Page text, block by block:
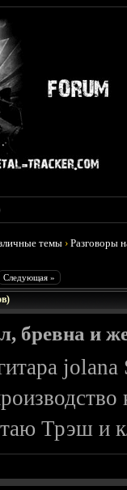
темы ›Разговоры
Следующая »
бревна и
Трэш и